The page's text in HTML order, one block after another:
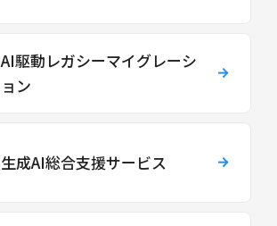
AI駆動レガシーマイグレーシ
ョン
生成AI総合支援サービス